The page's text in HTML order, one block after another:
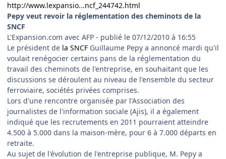
http://www.lexpansio...ncf_244742.html
Pepy veut revoir la réglementation des cheminots de la
SNCF
L'Expansion.com avec AFP - publié le 07/12/2010 à 16:55
Le président de la SNCF Guillaume Pepy a annoncé mardi qu'il
voulait renégocier certains pans de la réglementation du
travail des cheminots de l'entreprise, en souhaitant que les
discussions se déroulent au niveau de l'ensemble du secteur
ferroviaire, sociétés privées comprises.
Lors d'une rencontre organisée par l'Association des
journalistes de l'information sociale (Ajis), il a également
indiqué que les recrutements en 2011 pourraient atteindre
4.500 à 5.000 dans la maison-mère, pour 6 à 7.000 départs en
retraite.
Au sujet de l'évolution de l'entreprise publique, M. Pepy a